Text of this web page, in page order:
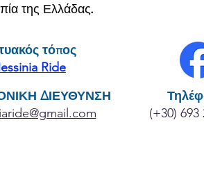
της Ελλάδας.
τόπος
Ride
ΔΙΕΥΘΥΝΣΗ
(+30) 693